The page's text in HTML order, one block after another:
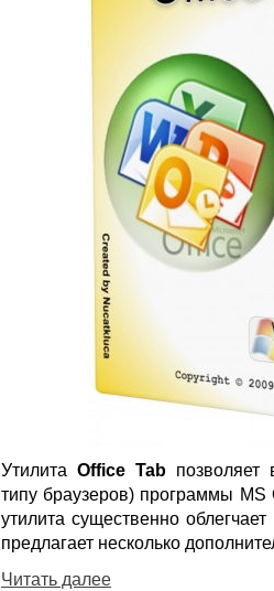
Утилита Office Tab позволяет
типу браузеров) программы MS
утилита существенно
предлагает несколько
Читать далее